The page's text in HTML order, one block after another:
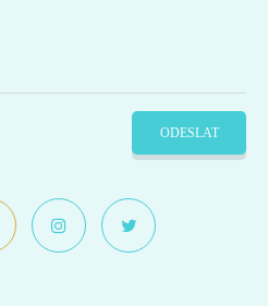
ODESLAT